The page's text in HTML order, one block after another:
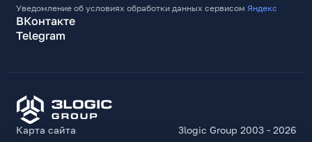
Уведомление об условиях обработки данных сервисом Яндекс
ВКонтакте
Telegram
Карта сайта 3logic Group 2003 - 2026